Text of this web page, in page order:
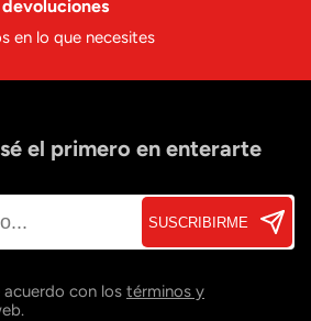
en lo que necesites
el primero en enterarte
SUSCRIBIRME
con los términos y